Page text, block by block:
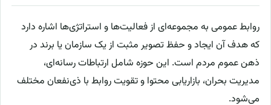
روابط عمومی به مجموعه‌ای از فعالیت‌ها و استراتژی‌ها اشاره دارد
که هدف آن ایجاد و حفظ تصویر مثبت از یک سازمان یا برند در
ذهن عموم مردم است. این حوزه شامل ارتباطات رسانه‌ای،
مدیریت بحران، بازاریابی محتوا و تقویت روابط با ذی‌نفعان مختلف
می‌شود.